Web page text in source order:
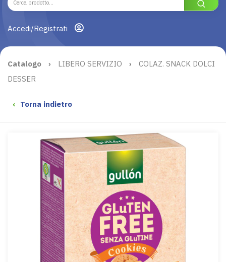
Accedi/Registrati
Catalogo › LIBERO SERVIZIO ›
COLAZ. SNACK DOLCI
DESSER
‹ Torna indietro